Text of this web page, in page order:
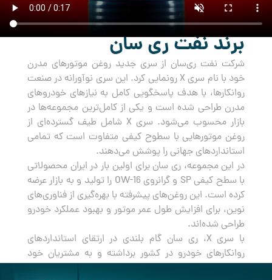
برند نفت ری سان
شرکت نفت ری‌سان از سری جدید روغن‌ موتورهای مدرن
خود با نام سری X رونمایی کرد. این سری نوآورانه در صنعت
روانکارها، با هدف پاسخگویی کامل به نیازهای خودروهای
مدرن طراحی شده است و یکی از کامل‌ترین مجموعه‌ها در
بازار محسوب می‌شود. سری X شامل طیف گسترده‌ای از
روغن‌ موتورهایی با سطوح کیفی متفاوت است که تمامی
استانداردهای جهانی را پوشش می‌دهند.
در این مجموعه، ری سان برای اولین بار در ایران محصولاتی
با سطح کیفی SP و گرانروی OW-16 را تولید و به بازار عرضه
کرده است. این روغن‌های پیشرفته با بهره‌گیری از فناوری‌های
نوین، برای افزایش طول عمر موتور و بهبود عملکرد خودرو
طراحی شده‌اند.
با سری X، ری سان گام بلندی در ارتقای استانداردهای
روانکارهای خودرو در کشور برداشته و به مشتریان خود